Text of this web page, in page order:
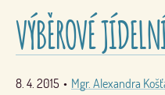
VÝBĚROVÉ
8. 4. 2015 • Mgr. Alexandra